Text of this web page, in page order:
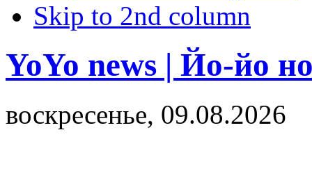
Skip to 2nd column
YoYo news | Йо-йо
воскресенье, 09.08.2026